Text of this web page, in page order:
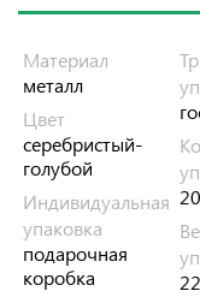
Материал
металл
Цвет
серебристый-
голубой
Индивидуальная
упаковка
подарочная
коробка